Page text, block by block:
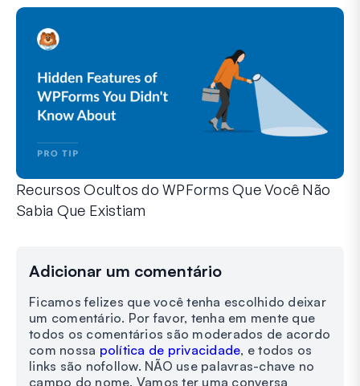
Recursos Ocultos do WPForms Que Você Não
Sabia Que Existiam
Adicionar um comentário
Ficamos felizes que você tenha escolhido deixar
um comentário. Por favor, tenha em mente que
todos os comentários são moderados de acordo
com nossa política de privacidade, e todos os
links são nofollow. NÃO use palavras-chave no
campo do nome. Vamos ter uma conversa